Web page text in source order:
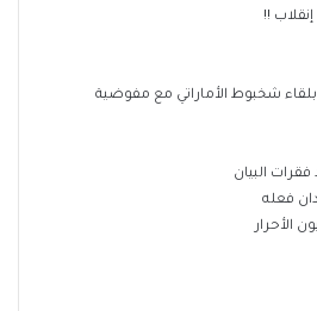
!!
شخبوط الأماراتي مع مفوضية
البيان
فعله
الأحرار